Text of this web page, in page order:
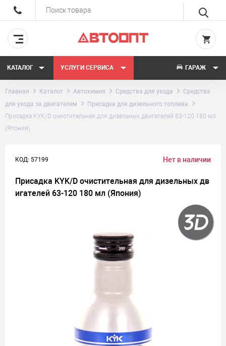
КАТАЛОГ УСЛУГИ СЕРВИСА ГАРАЖ
Главная Каталог Автохимия Средства для ухода
Средства
для ухода за двигателем
Присадка для дизельного топлива
Присадка KYK/D очистительная для дизельных двигателей 63-120 180 мл
(Япония)
КОД: 57199 Нет в наличии
Присадка KYK/D очистительная для дизельных дв
игателей 63-120 180 мл (Япония)